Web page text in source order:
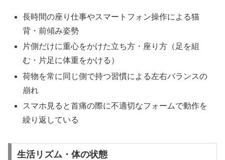
長時間の座り仕事やスマートフォン操作による猫
背・前傾み姿勢
片側だけに重心をかけた立ち方・座り方（足を組
む・片足に体重をかける）
荷物を常に同じ側で持つ習慣による左右バランスの
崩れ
スマホ見ると首痛の際に不適切なフォームで動作を
繰り返している
生活リズム・体の状態